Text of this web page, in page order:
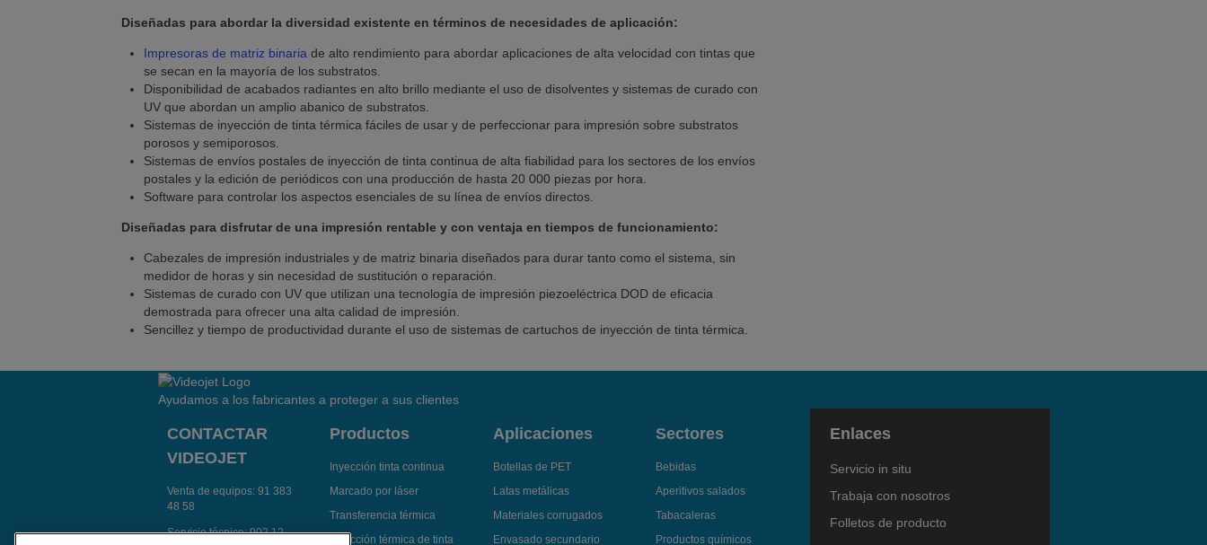
Diseñadas para abordar la diversidad existente en términos de necesidades de aplicación:
Impresoras de matriz binaria de alto rendimiento para abordar aplicaciones de alta velocidad con tintas que
se secan en la mayoría de los substratos.
Disponibilidad de acabados radiantes en alto brillo mediante el uso de disolventes y sistemas de curado con
UV que abordan un amplio abanico de substratos.
Sistemas de inyección de tinta térmica fáciles de usar y de perfeccionar para impresión sobre substratos
porosos y semiporosos.
Sistemas de envíos postales de inyección de tinta continua de alta fiabilidad para los sectores de los envíos
postales y la edición de periódicos con una producción de hasta 20 000 piezas por hora.
Software para controlar los aspectos esenciales de su línea de envíos directos.
Diseñadas para disfrutar de una impresión rentable y con ventaja en tiempos de funcionamiento:
Cabezales de impresión industriales y de matriz binaria diseñados para durar tanto como el sistema, sin
medidor de horas y sin necesidad de sustitución o reparación.
Sistemas de curado con UV que utilizan una tecnología de impresión piezoeléctrica DOD de eficacia
demostrada para ofrecer una alta calidad de impresión.
Sencillez y tiempo de productividad durante el uso de sistemas de cartuchos de inyección de tinta térmica.
Ayudamos a los fabricantes a proteger a sus clientes
CONTACTAR
VIDEOJET
Venta de equipos: 91 383
48 58
Servicio técnico:902 12
Productos
Inyección tinta continua
Marcado por láser
Transferencia térmica
Inyección térmica de tinta
Aplicaciones
Botellas de PET
Latas metálicas
Materiales corrugados
Envasado secundario
Sectores
Bebidas
Aperitivos salados
Tabacaleras
Productos químicos
Enlaces
Servicio in situ
Trabaja con nosotros
Folletos de producto